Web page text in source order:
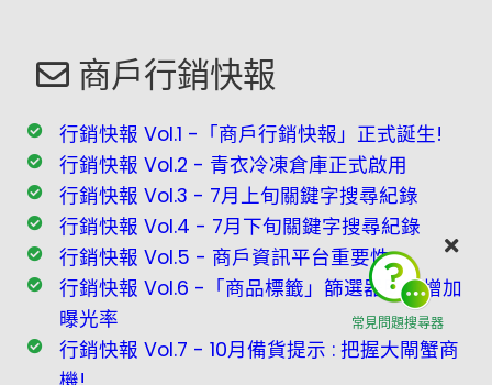
商戶行銷快報
行銷快報 Vol.1 -「商戶行銷快報」正式誕生!
行銷快報 Vol.2 - 青衣冷凍倉庫正式啟用
行銷快報 Vol.3 - 7月上旬關鍵字搜尋紀錄
行銷快報 Vol.4 - 7月下旬關鍵字搜尋紀錄
行銷快報 Vol.5 - 商戶資訊平台重要性
行銷快報 Vol.6 -「商品標籤」篩選器助你增加
曝光率
行銷快報 Vol.7 - 10月備貨提示 : 把握大閘蟹商
常見問題搜尋器